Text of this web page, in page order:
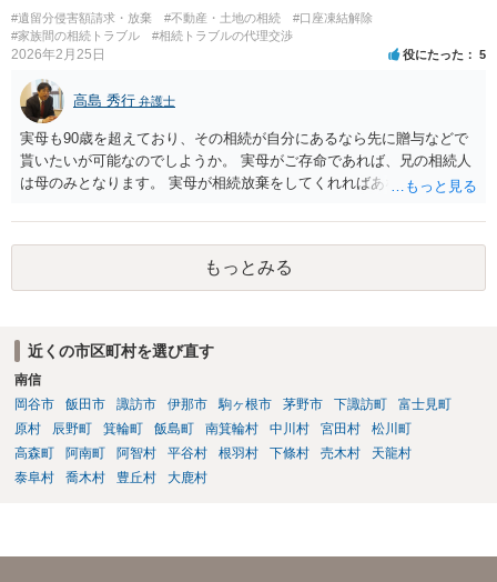
#遺留分侵害額請求・放棄 #不動産・土地の相続
#口座凍結解除
#家族間の相続トラブル
#相続トラブルの代理交渉
2026年2月25日 役にたった 5
高島 秀行 弁護士
実母も90歳を超えており、その相続が自分にあるなら先に贈与などで
貰いたいが可能なのでしようか。 実母がご存命であれば、兄の相続人
は母のみとなります。 実母が相続放棄をしてくれればあなた方兄弟及
ないと思います。
もっとみる
近くの市区町村を選び直す
南信
岡谷市
飯田市 諏訪市 伊那市 駒ヶ根市 茅野市 下諏訪町
富士見町
原村
辰野町 箕輪町 飯島町 南箕輪村 中川村 宮田村
松川町
高森町
阿南町 阿智村 平谷村 根羽村 下條村 売木村
天龍村
泰阜村
喬木村 豊丘村 大鹿村